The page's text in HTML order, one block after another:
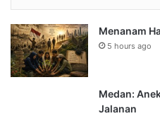
Menanam
5 hours ago
Medan:
Jalanan